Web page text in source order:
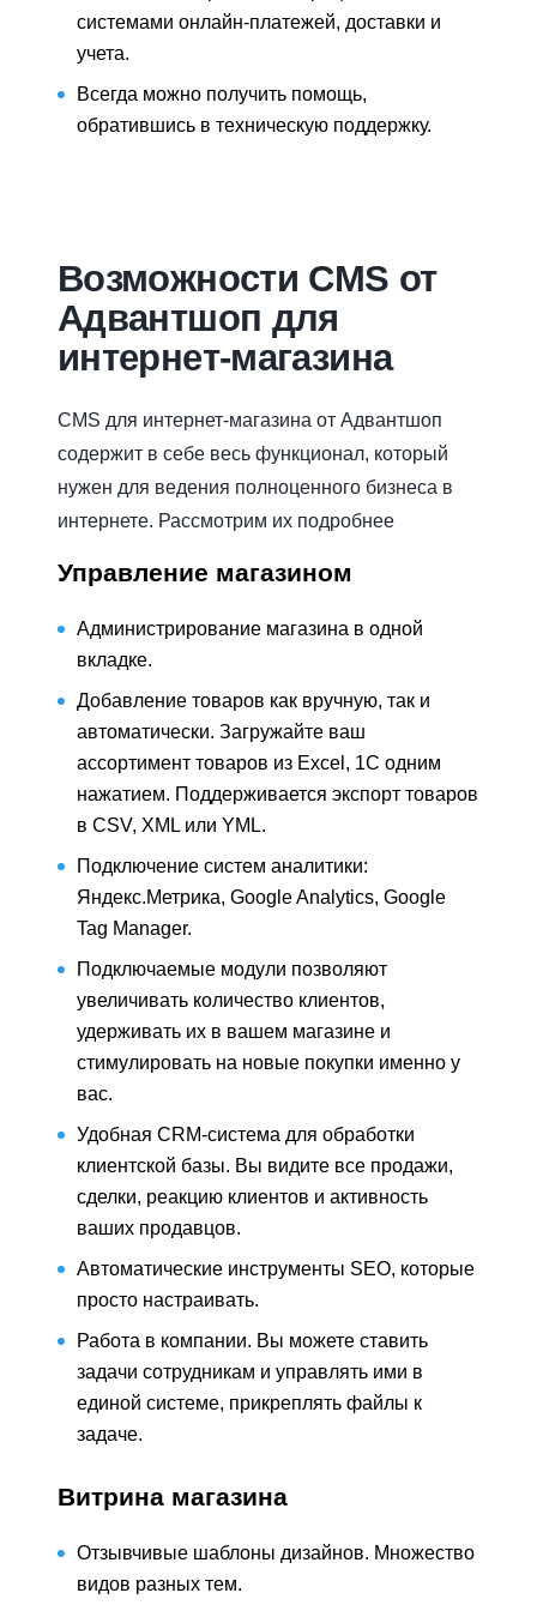
системами онлайн-платежей, доставки и
учета.
Всегда можно получить помощь,
обратившись в техническую поддержку.
Возможности CMS от
Адвантшоп для
интернет-магазина
CMS для интернет-магазина от Адвантшоп
содержит в себе весь функционал, который
нужен для ведения полноценного бизнеса в
интернете. Рассмотрим их подробнее
Управление магазином
Администрирование магазина в одной
вкладке.
Добавление товаров как вручную, так и
автоматически. Загружайте ваш
ассортимент товаров из Excel, 1С одним
нажатием. Поддерживается экспорт товаров
в CSV, XML или YML.
Подключение систем аналитики:
Яндекс.Метрика, Google Analytics, Google
Tag Manager.
Подключаемые модули позволяют
увеличивать количество клиентов,
удерживать их в вашем магазине и
стимулировать на новые покупки именно у
вас.
Удобная CRM-система для обработки
клиентской базы. Вы видите все продажи,
сделки, реакцию клиентов и активность
ваших продавцов.
Автоматические инструменты SEO, которые
просто настраивать.
Работа в компании. Вы можете ставить
задачи сотрудникам и управлять ими в
единой системе, прикреплять файлы к
задаче.
Витрина магазина
Отзывчивые шаблоны дизайнов. Множество
видов разных тем.